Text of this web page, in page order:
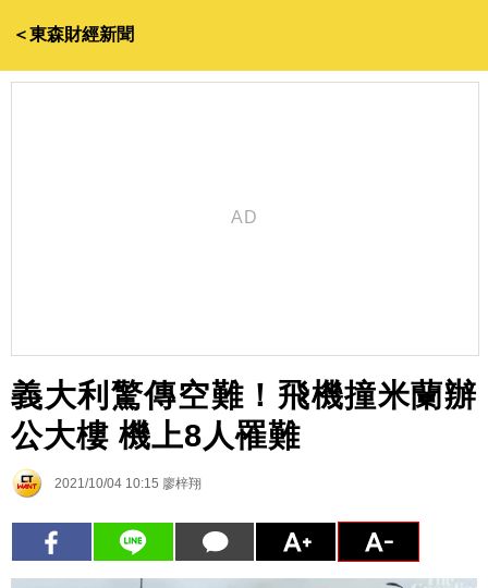
＜東森財經新聞
義大利驚傳空難！飛機撞米蘭辦
公大樓 機上8人罹難
2021/10/04 10:15 廖梓翔